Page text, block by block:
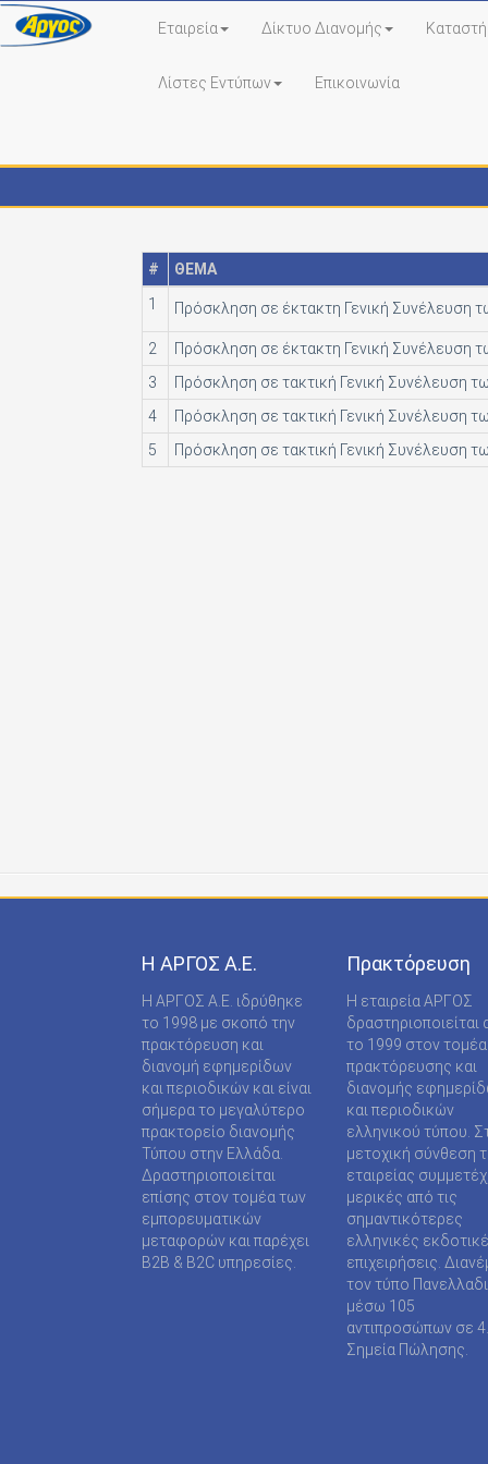
Εταιρεία Δίκτυο Διανομής
Λίστες Εντύπων Επικοινωνία
#
ΘΕΜΑ
1
Πρόσκληση σε έκτακτη Γενική Συνέλευση
2
Πρόσκληση σε έκτακτη Γενική Συνέλευση
3
Πρόσκληση σε τακτική Γενική Συνέλευση
4
Πρόσκληση σε τακτική Γενική Συνέλευση
5
Πρόσκληση σε τακτική Γενική Συνέλευση
Η ΑΡΓΟΣ A.E.
Η ΑΡΓΟΣ A.E. ιδρύθηκε
το 1998 με σκοπό την
πρακτόρευση και
διανομή εφημερίδων
και περιοδικών και είναι
σήμερα το μεγαλύτερο
πρακτορείο διανομής
Τύπου στην Ελλάδα.
Δραστηριοποιείται
επίσης στον τομέα των
εμπορευματικών
μεταφορών και παρέχει
B2B & B2C υπηρεσίες.
Πρακτόρευση
Η εταιρεία ΑΡΓΟΣ
δραστηριοποιείται
το 1999 στον τομέα
πρακτόρευσης και
διανομής
και περιοδικών
ελληνικού τύπου.
μετοχική σύνθεση
εταιρείας
μερικές από τις
σημαντικότερες
ελληνικές
επιχειρήσεις.
τον τύπο
μέσω 105
αντιπροσώπων σε
Σημεία Πώλησης.